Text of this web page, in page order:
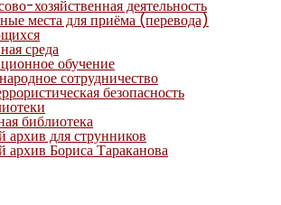
хозяйственная деятельность
места для приёма (перевода)
среда
обучение
сотрудничество
безопасность
библиотека
для струнников
Бориса Тараканова